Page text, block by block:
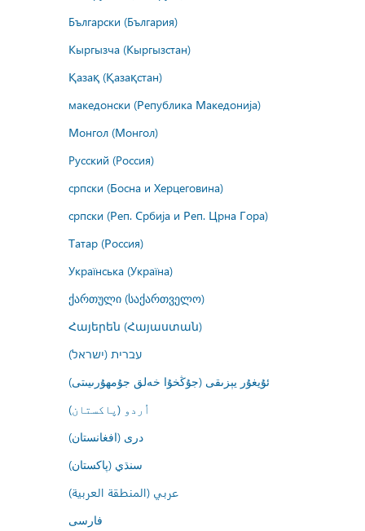
Български (България)
Кыргызча (Кыргызстан)
Қазақ (Қазақстан)
македонски (Република Македонија)
Монгол (Монгол)
Русский (Россия)
српски (Босна и Херцеговина)
српски (Реп. Србија и Реп. Црна Гора)
Татар (Россия)
Українська (Україна)
ქართული (საქართველო)
Հայերեն (Հայաստան)
עברית (ישראל)
ئۇيغۇر يېزىقى (جۇڭخۇا خەلق جۇمھۇرىيىتى)
اُردو (پاکستان)
درى (افغانستان)
سنڌي (پاکستان)
عربي (المنطقة العربية)
فارسى